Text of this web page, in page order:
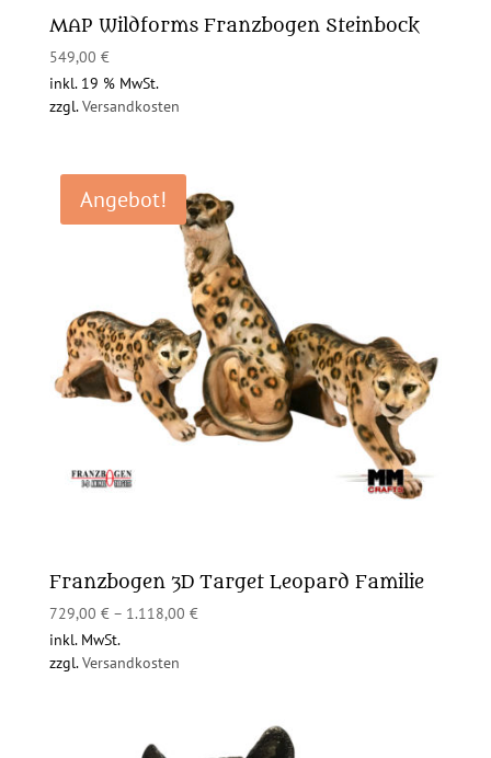
MAP Wildforms Franzbogen Steinbock
549,00 €
inkl. 19 % MwSt.
zzgl.Versandkosten
Angebot!
Franzbogen 3D Target Leopard Familie
729,00 €– 1.118,00 €
inkl. MwSt.
zzgl.Versandkosten